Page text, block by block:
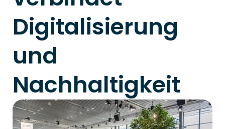
Digitalisierung
und
Nachhaltigkeit